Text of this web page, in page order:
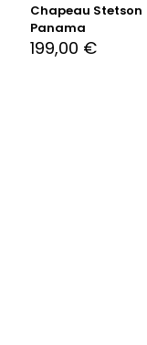
Chapeau Stetson
Panama
199,00 €